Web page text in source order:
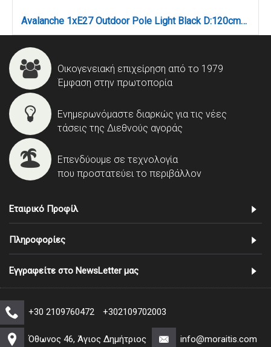
Avalanche 1xE27 Outdoor Pole Light Black D:120cmx18.5cm (80500114)
Οικογενειακή επιχείρηση από το 1979
Έμφαση στην πρωτοπορία
Ενημερωνόμαστε διαρκώς για τις νέες
τάσεις της Διεθνούς αγοράς
Επενδύουμε σε τεχνολογία
που προστατεύει το περιβάλλον
Εταιρικό Προφίλ
Πληροφορίες
Εγγραφείτε στο NewsLetter μας
+30 2109760472 +302109702003
Όθωνος 46, Άγιος Δημήτριος info@moraitis.com